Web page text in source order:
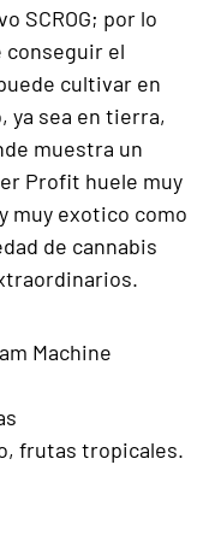
SCROG; por lo
conseguir el
cultivar en
ya sea en tierra,
muestra un
Profit huele muy
muy exotico como
de cannabis
Machine
frutas tropicales.